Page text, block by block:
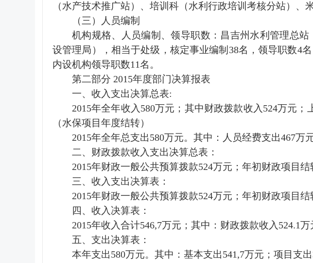
（水产技术推广站）、培训科（水利行政培训考核分站）、
（三）人员编制
机构规格、人员编制、领导职数：昌吉州水利管理总
设管理局），相当于处级，核定事业编制38名，领导职数4
内设机构领导职数11名。
第二部分 2015年度部门决算报表
一、收入支出决算总表:
2015年全年收入580万元；其中财政拨款收入524万元
（水保项目年度结转）
2015年全年总支出580万元。其中：人员经费支出467万
二、财政拨款收入支出决算总表：
2015年财政一般公共预算拨款524万元；年初财政项目
三、收入支出决算表：
2015年财政一般公共预算拨款524万元；年初财政项目
四、收入决算表：
2015年收入合计546,7万元；其中：财政拨款收入524.1
五、支出决算表：
本年支出580万元。其中：基本支出541,7万元；项目支